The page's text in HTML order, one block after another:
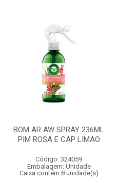
BOM AR AW SPRAY 236ML
PIM ROSA E CAP LIMAO
Código: 324059
Embalagem: Unidade
Caixa contém 8 unidade(s)